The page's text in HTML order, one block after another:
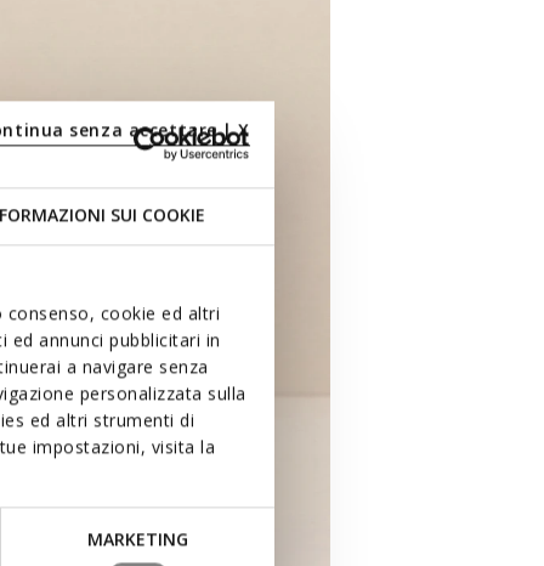
SUI COOKIE
cookie ed altri
annunci pubblicitari in
a navigare senza
personalizzata sulla
ed altri strumenti di
impostazioni, visita la
MARKETING
senza accettare | X